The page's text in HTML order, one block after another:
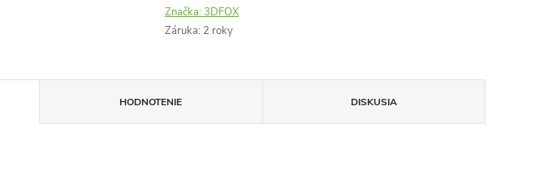
Značka:3DFOX
Záruka: 2 roky
HODNOTENIE DISKUSIA